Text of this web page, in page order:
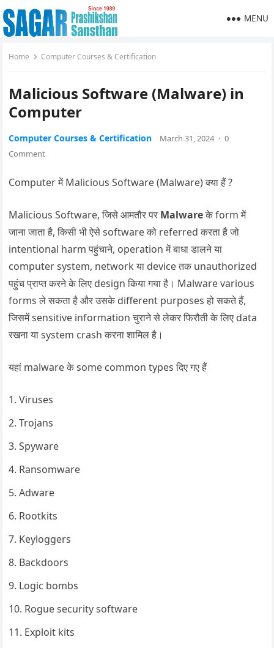
MENU
Home Computer Courses & Certification
Malicious Software (Malware) in
Computer
Computer Courses & Certification March 31, 2024 · 0
Comment
Computer में Malicious Software (Malware) क्या हैं ?
Malicious Software, जिसे आमतौर पर Malwareके form में
जाना जाता है, किसी भी ऐसे software को referred करता है जो
intentional harm पहुंचाने, operation में बाधा डालने या
computer system, network या device तक unauthorized
पहुंच प्राप्त करने के लिए design किया गया है। Malware various
forms ले सकता है और उसके different purposes हो सकते हैं,
जिसमें sensitive information चुराने से लेकर फिरौती के लिए data
रखना या system crash करना शामिल है।
यहां malware के some common types दिए गए हैं
Viruses
Trojans
Spyware
Ransomware
Adware
Rootkits
Keyloggers
Backdoors
Logic bombs
Rogue security software
Exploit kits